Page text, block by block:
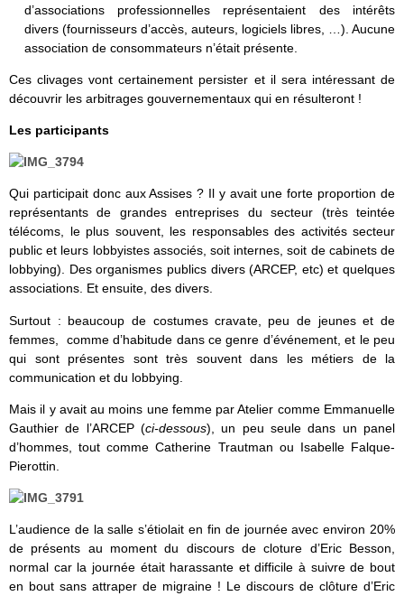
d’associations professionnelles représentaient des intérêts
divers (fournisseurs d’accès, auteurs, logiciels libres, …). Aucune
association de consommateurs n’était présente.
Ces clivages vont certainement persister et il sera intéressant de
découvrir les arbitrages gouvernementaux qui en résulteront !
Les participants
Qui participait donc aux Assises ? Il y avait une forte proportion de
représentants de grandes entreprises du secteur (très teintée
télécoms, le plus souvent, les responsables des activités secteur
public et leurs lobbyistes associés, soit internes, soit de cabinets de
lobbying). Des organismes publics divers (ARCEP, etc) et quelques
associations. Et ensuite, des divers.
Surtout : beaucoup de costumes cravate, peu de jeunes et de
femmes, comme d’habitude dans ce genre d’événement, et le peu
qui sont présentes sont très souvent dans les métiers de la
communication et du lobbying.
Mais il y avait au moins une femme par Atelier comme Emmanuelle
Gauthier de l’ARCEP (ci-dessous), un peu seule dans un panel
d’hommes, tout comme Catherine Trautman ou Isabelle Falque-
Pierottin.
L’audience de la salle s’étiolait en fin de journée avec environ 20%
de présents au moment du discours de cloture d’Eric Besson,
normal car la journée était harassante et difficile à suivre de bout
en bout sans attraper de migraine ! Le discours de clôture d’Eric